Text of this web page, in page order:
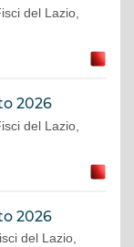
del Lazio,
2026
del Lazio,
2026
del Lazio,